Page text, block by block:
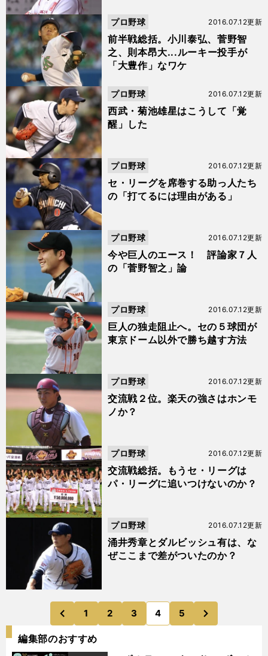
前半戦総括。小川泰弘、菅野智
之、則本昂大...ルーキー投手が
「大豊作」なワケ
2016.07.12更新
プロ野球
西武・菊池雄星はこうして「覚
醒」した
2016.07.12更新
プロ野球
セ・リーグを席巻する助っ人たち
の「打てるには理由がある」
2016.07.12更新
プロ野球
今や巨人のエース！ 評論家７人
の「菅野智之」論
2016.07.12更新
プロ野球
巨人の独走阻止へ。セの５球団が
東京ドーム以外で勝ち越す方法
2016.07.12更新
プロ野球
交流戦２位。楽天の強さはホンモ
ノか？
2016.07.12更新
プロ野球
交流戦総括。もうセ・リーグは
パ・リーグに追いつけないのか？
2016.07.12更新
プロ野球
涌井秀章とダルビッシュ有は、な
ぜここまで差がついたのか？
2016.07.12更新
プロ野球
前
のページへ
1 2 3 4 5
のページへ
編集部のおすすめ